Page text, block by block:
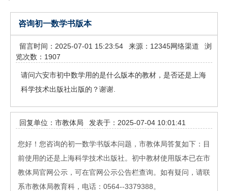
咨询初一数学书版本
留言时间：2025-07-01 15:23:54 来源：12345网络渠道
浏
览次数：1907
请问六安市初中数学用的是什么版本的教材，是否还是上海
科学技术出版社出版的？谢谢.
回复单位：市教体局 发表于：2025-07-04 10:01:41
您好！您咨询的初一数学书版本问题，市教体局答复如下：目
前使用的还是上海科学技术出版社。初中教材使用版本已在市
教体局官网公示，可在官网公示公告栏查询。如有疑问，请联
系市教体局教育科，电话：0564--3379388。